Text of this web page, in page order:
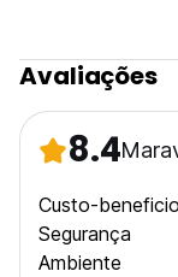
Avaliações
8.4
Custo-beneficio
Segurança
Ambiente